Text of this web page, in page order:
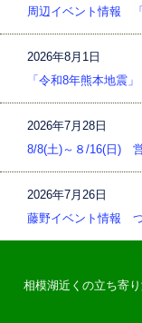
周辺イベント情報 「
2026年8月1日
「令和8年熊本地震
2026年7月28日
8/8(土)～８/16(日)
2026年7月26日
藤野イベント情報 つ
相模湖近くの立ち寄